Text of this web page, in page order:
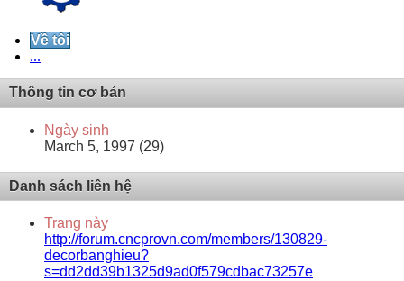
Về tôi
...
Thông tin cơ bản
Ngày sinh
March 5, 1997 (29)
Danh sách liên hệ
Trang này
http://forum.cncprovn.com/members/130829-
decorbanghieu?
s=dd2dd39b1325d9ad0f579cdbac73257e